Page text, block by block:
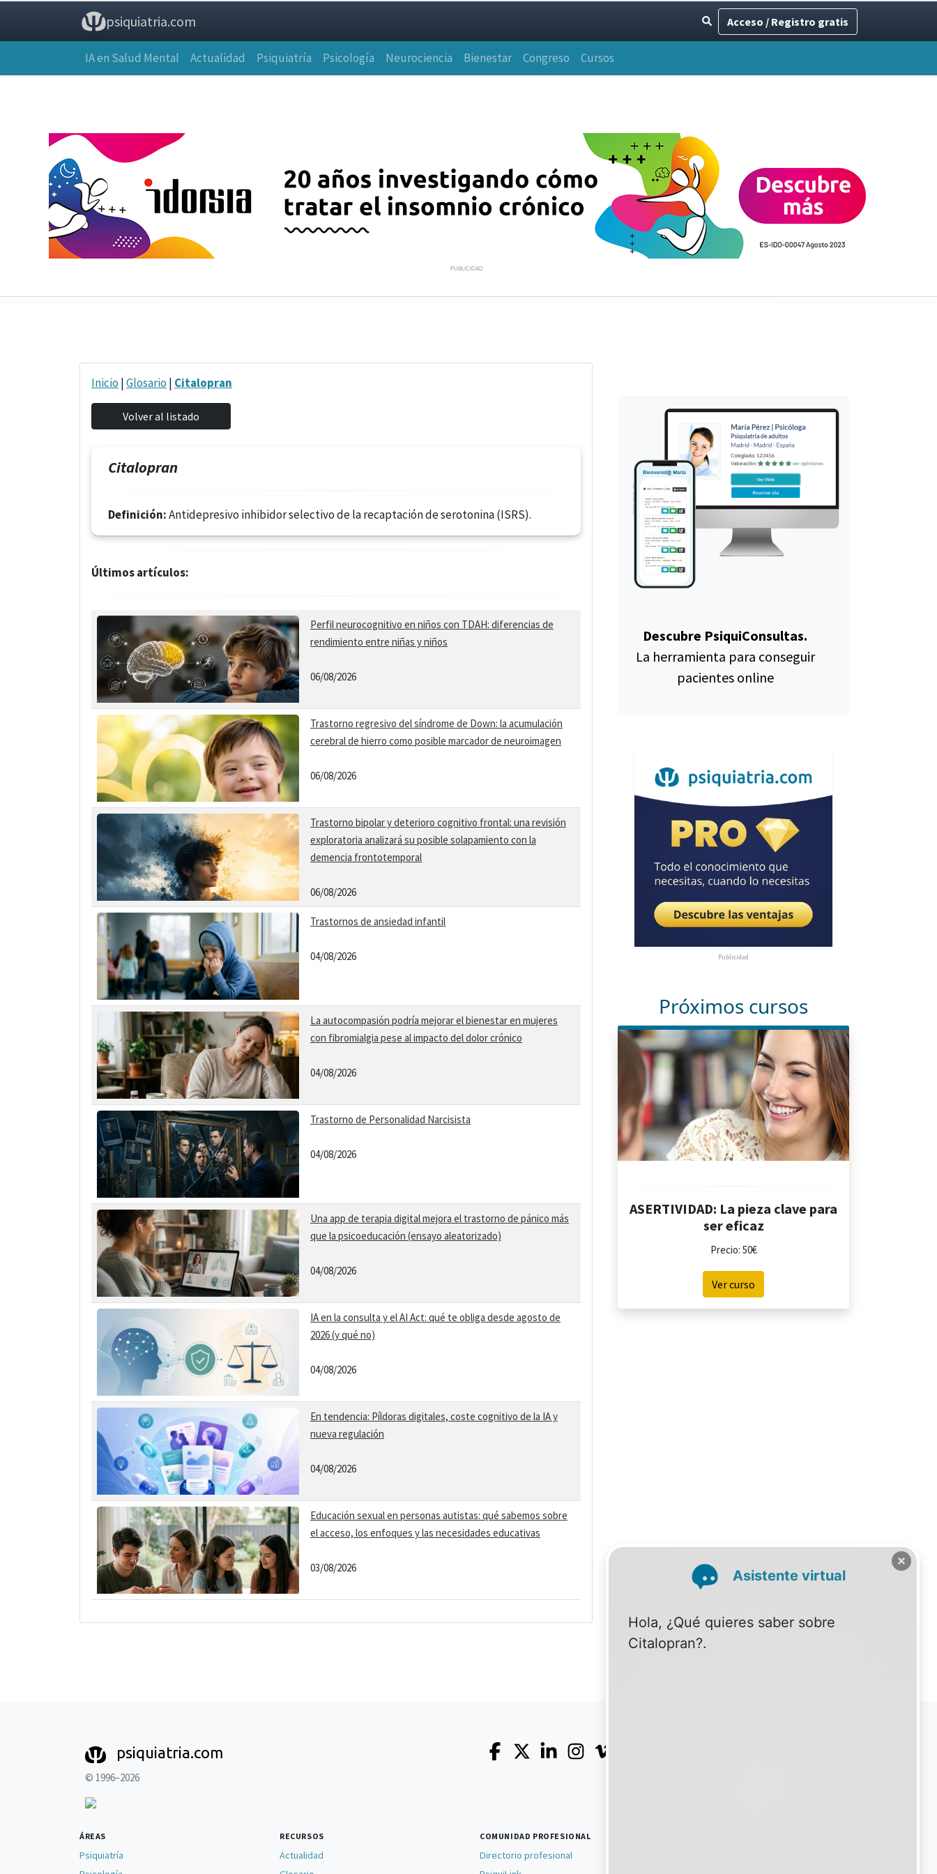
psiquiatria.com Acceso / Registro gratis
IA en Salud Mental Actualidad Psiquiatría Psicología Neurociencia Bienestar Congreso Cursos
PUBLICIDAD
Inicio |Glosario | Citalopran
Citalopran
Definición:Antidepresivo inhibidor selectivo de la recaptación de serotonina (ISRS).
Últimos artículos:
Perfil neurocognitivo en niños con TDAH: diferencias de
rendimiento entre niñas y niños
06/08/2026
Trastorno regresivo del síndrome de Down: la acumulación
cerebral de hierro como posible marcador de neuroimagen
06/08/2026
Trastorno bipolar y deterioro cognitivo frontal: una revisión
exploratoria analizará su posible solapamiento con la
demencia frontotemporal
06/08/2026
Trastornos de ansiedad infantil
04/08/2026
La autocompasión podría mejorar el bienestar en mujeres
con fibromialgia pese al impacto del dolor crónico
04/08/2026
Trastorno de Personalidad Narcisista
04/08/2026
Una app de terapia digital mejora el trastorno de pánico más
que la psicoeducación (ensayo aleatorizado)
04/08/2026
IA en la consulta y el AI Act: qué te obliga desde agosto de
2026 (y qué no)
04/08/2026
En tendencia: Píldoras digitales, coste cognitivo de la IA y
nueva regulación
04/08/2026
Educación sexual en personas autistas: qué sabemos sobre
el acceso, los enfoques y las necesidades educativas
03/08/2026
Descubre PsiquiConsultas.
La herramienta para conseguir
pacientes online
Publicidad
Próximos cursos
ASERTIVIDAD: La pieza clave para
ser eficaz
Precio: 50€
Ver curso
psiquiatria.com
© 1996–2026
ÁREAS
Psiquiatría
RECURSOS
Actualidad
COMUNIDAD PROFESIONAL
Directorio profesional